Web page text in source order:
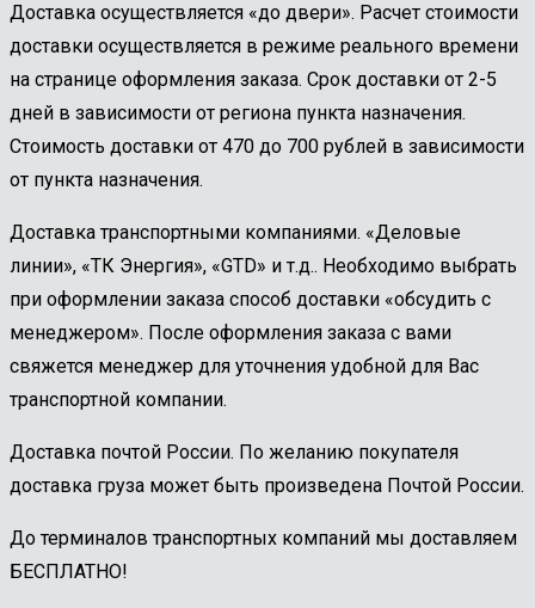
Доставка осуществляется «до двери». Расчет стоимости
доставки осуществляется в режиме реального времени
на странице оформления заказа. Срок доставки от 2-5
дней в зависимости от региона пункта назначения.
Стоимость доставки от 470 до 700 рублей в зависимости
от пункта назначения.
Доставка транспортными компаниями. «Деловые
линии», «ТК Энергия», «GTD» и т.д.. Необходимо выбрать
при оформлении заказа способ доставки «обсудить с
менеджером». После оформления заказа с вами
свяжется менеджер для уточнения удобной для Вас
транспортной компании.
Доставка почтой России. По желанию покупателя
доставка груза может быть произведена Почтой России.
До терминалов транспортных компаний мы доставляем
БЕСПЛАТНО!